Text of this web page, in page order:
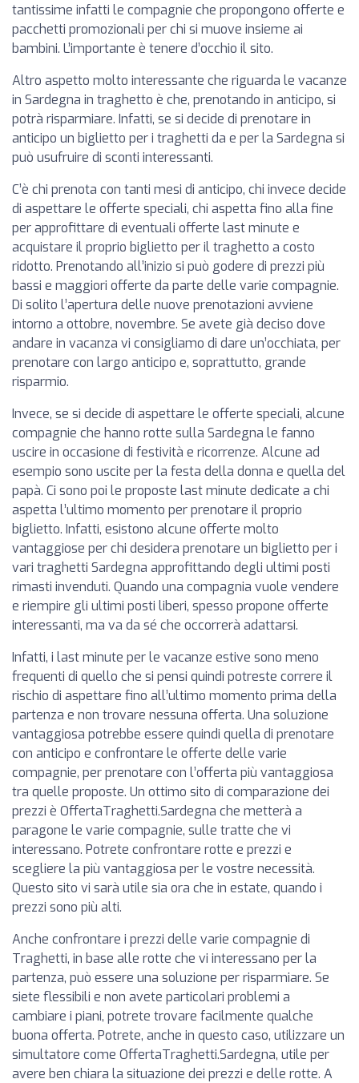
tantissime infatti le compagnie che propongono offerte e
pacchetti promozionali per chi si muove insieme ai
bambini. L’importante è tenere d’occhio il sito.
Altro aspetto molto interessante che riguarda le vacanze
in Sardegna in traghetto è che, prenotando in anticipo, si
potrà risparmiare. Infatti, se si decide di prenotare in
anticipo un biglietto per i traghetti da e per la Sardegna si
può usufruire di sconti interessanti.
C’è chi prenota con tanti mesi di anticipo, chi invece decide
di aspettare le offerte speciali, chi aspetta fino alla fine
per approfittare di eventuali offerte last minute e
acquistare il proprio biglietto per il traghetto a costo
ridotto. Prenotando all’inizio si può godere di prezzi più
bassi e maggiori offerte da parte delle varie compagnie.
Di solito l’apertura delle nuove prenotazioni avviene
intorno a ottobre, novembre. Se avete già deciso dove
andare in vacanza vi consigliamo di dare un’occhiata, per
prenotare con largo anticipo e, soprattutto, grande
risparmio.
Invece, se si decide di aspettare le offerte speciali, alcune
compagnie che hanno rotte sulla Sardegna le fanno
uscire in occasione di festività e ricorrenze. Alcune ad
esempio sono uscite per la festa della donna e quella del
papà. Ci sono poi le proposte last minute dedicate a chi
aspetta l’ultimo momento per prenotare il proprio
biglietto. Infatti, esistono alcune offerte molto
vantaggiose per chi desidera prenotare un biglietto per i
vari traghetti Sardegna approfittando degli ultimi posti
rimasti invenduti. Quando una compagnia vuole vendere
e riempire gli ultimi posti liberi, spesso propone offerte
interessanti, ma va da sé che occorrerà adattarsi.
Infatti, i last minute per le vacanze estive sono meno
frequenti di quello che si pensi quindi potreste correre il
rischio di aspettare fino all’ultimo momento prima della
partenza e non trovare nessuna offerta. Una soluzione
vantaggiosa potrebbe essere quindi quella di prenotare
con anticipo e confrontare le offerte delle varie
compagnie, per prenotare con l’offerta più vantaggiosa
tra quelle proposte. Un ottimo sito di comparazione dei
prezzi è OffertaTraghetti.Sardegna che metterà a
paragone le varie compagnie, sulle tratte che vi
interessano. Potrete confrontare rotte e prezzi e
scegliere la più vantaggiosa per le vostre necessità.
Questo sito vi sarà utile sia ora che in estate, quando i
prezzi sono più alti.
Anche confrontare i prezzi delle varie compagnie di
Traghetti, in base alle rotte che vi interessano per la
partenza, può essere una soluzione per risparmiare. Se
siete flessibili e non avete particolari problemi a
cambiare i piani, potrete trovare facilmente qualche
buona offerta. Potrete, anche in questo caso, utilizzare un
simultatore come OffertaTraghetti.Sardegna, utile per
avere ben chiara la situazione dei prezzi e delle rotte. A